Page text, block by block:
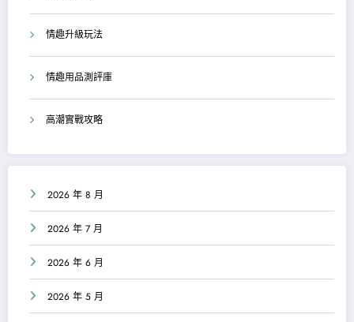
情趣升級玩法
情趣用品測評庫
高潮實戰攻略
2026 年 8 月
2026 年 7 月
2026 年 6 月
2026 年 5 月